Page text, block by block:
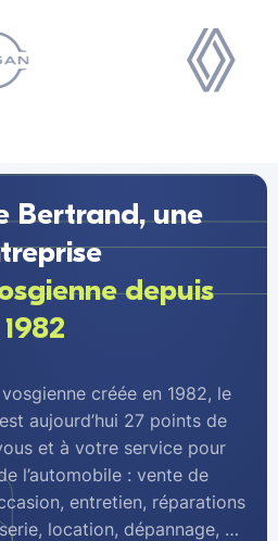
Bertrand, une
depuis
1982
créée en 1982, le
aujourd’hui 27 points de
et à votre service pour
l’automobile : vente de
entretien, réparations
location, dépannage, …